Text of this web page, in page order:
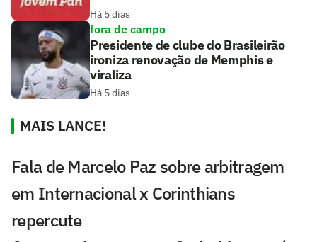
Há 5 dias
fora de campo
Presidente de clube do Brasileirão
ironiza renovação de Memphis e
viraliza
Há 5 dias
MAIS LANCE!
Fala de Marcelo Paz sobre arbitragem
em Internacional x Corinthians
repercute